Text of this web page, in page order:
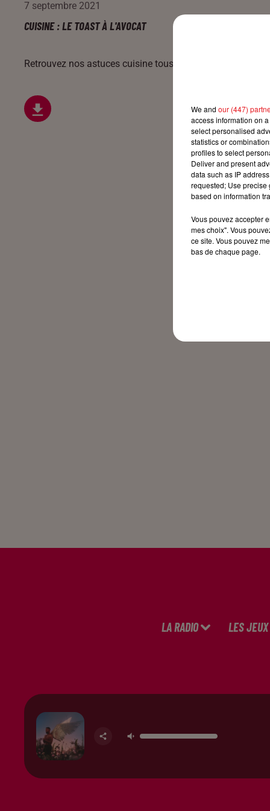
7 septembre 2021
CUISINE : LE TOAST À L'AVOCAT
Retrouvez nos astuces cuisine tous les jours sur Cerise
LA RADIO LES JEUX
We and our (447)
access information on
select personalised
statistics or
profiles to select
Deliver and present
data such as IP
requested; Use precise
based on information
Vous pouvez accepter
mes choix". Vous
ce site. Vous pouvez
bas de chaque page.